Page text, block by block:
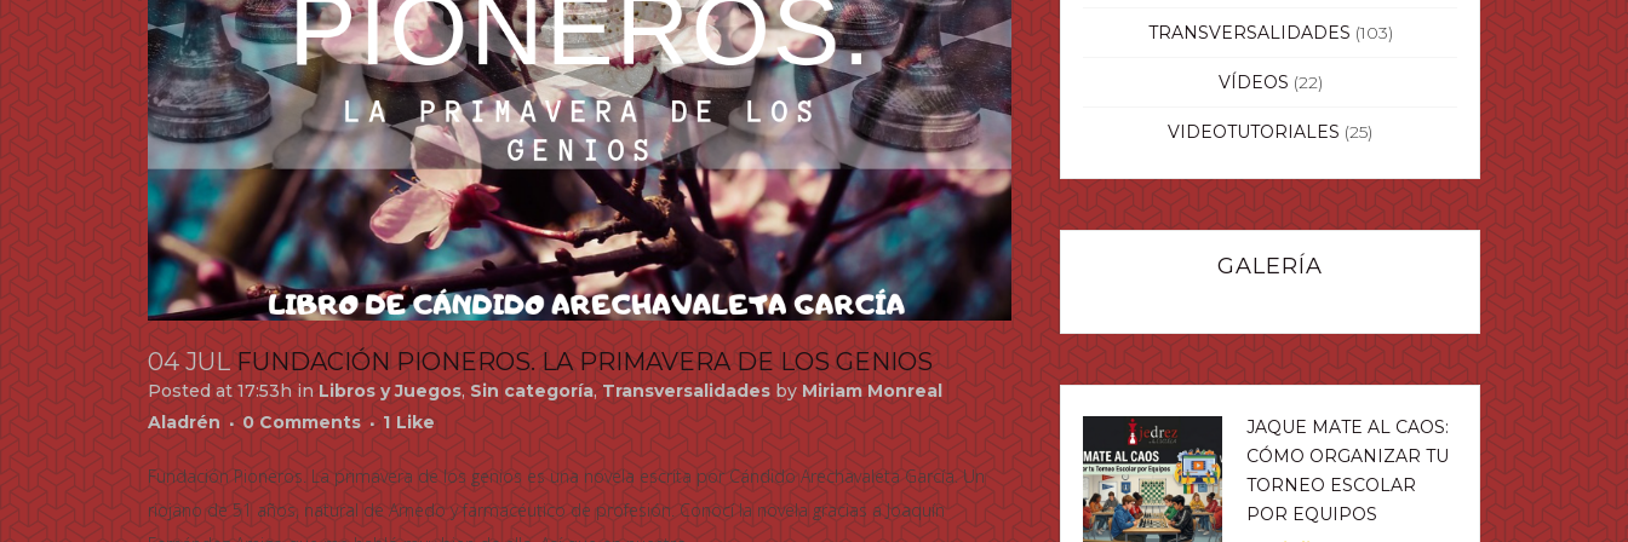
04 JUL FUNDACIÓN PIONEROS. LA PRIMAVERA DE LOS GENIOS
Posted at 17:53hinLibros y Juegos,Sin categoría,Transversalidades byMiriam Monreal
Aladrén
0 Comments 1 Like
Fundación Pioneros. La primavera de los genios es una novela escrita por Cándido Arechavaleta García. Un
riojano de 51 años, natural de Arnedo y farmacéutico de profesión. Conocí la novela gracias a Joaquín
TRANSVERSALIDADES (103)
VÍDEOS (22)
VIDEOTUTORIALES (25)
GALERÍA
JAQUE MATE AL CAOS:
CÓMO ORGANIZAR TU
TORNEO ESCOLAR
POR EQUIPOS